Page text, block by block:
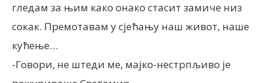
гледам за њим како онако стасит замиче низ
сокак. Премотавам у сјећању наш живот, наше
кућење…
-Говори, не штеди ме, мајко-нестрпљиво је